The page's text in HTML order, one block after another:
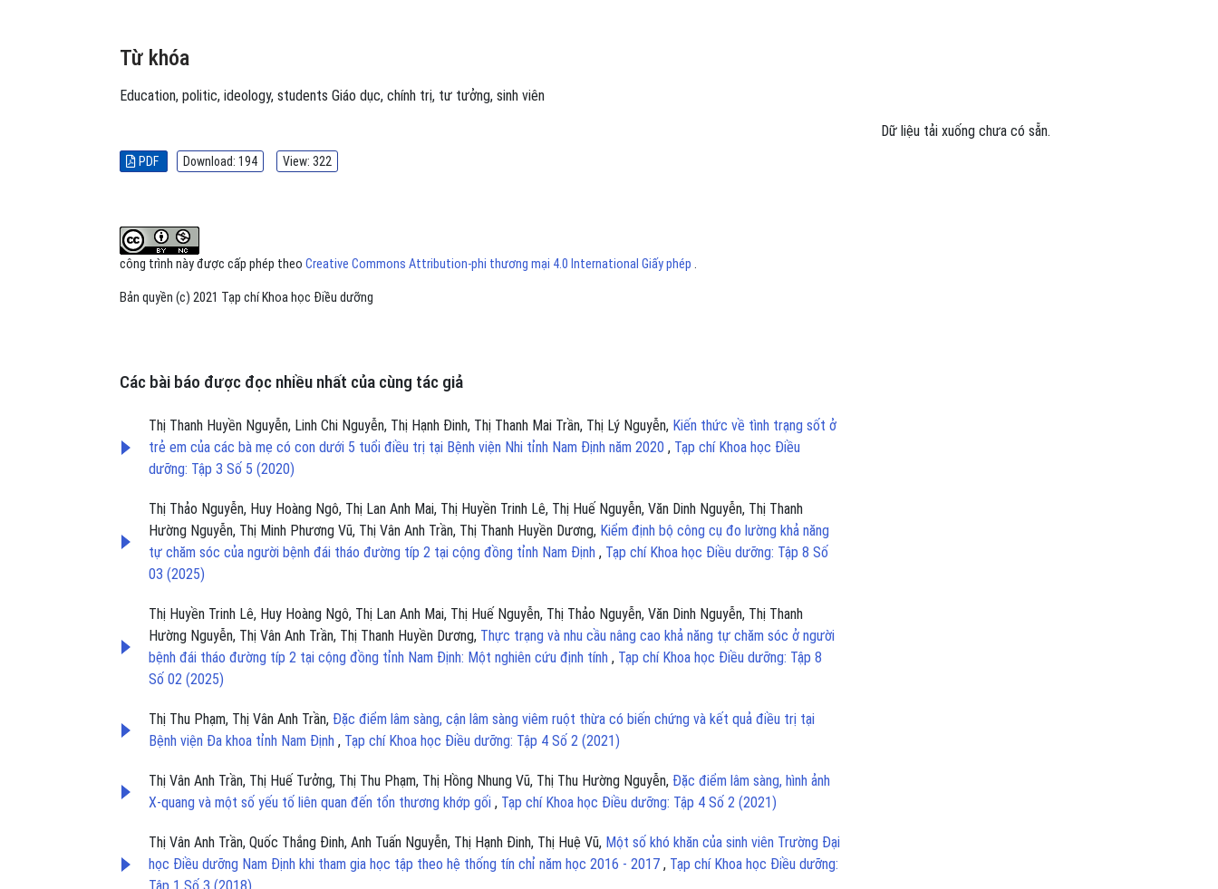
Dữ liệu tải xuống chưa có sẵn.
Từ khóa
Education, politic, ideology, students Giáo dục, chính trị, tư tưởng, sinh viên
PDF Download: 194 View: 322
công trình này được cấp phép theo Creative Commons Attribution-phi thương mại 4.0 International Giấy phép .
Bản quyền (c) 2021 Tạp chí Khoa học Điều dưỡng
Các bài báo được đọc nhiều nhất của cùng tác giả
Thị Thanh Huyền Nguyễn, Linh Chi Nguyễn, Thị Hạnh Đinh, Thị Thanh Mai Trần, Thị Lý Nguyễn, Kiến thức về tình trạng sốt ở
trẻ em của các bà mẹ có con dưới 5 tuổi điều trị tại Bệnh viện Nhi tỉnh Nam Định năm 2020 , Tạp chí Khoa học Điều
dưỡng: Tập 3 Số 5 (2020)
Thị Thảo Nguyễn, Huy Hoàng Ngô, Thị Lan Anh Mai, Thị Huyền Trinh Lê, Thị Huế Nguyễn, Văn Dinh Nguyễn, Thị Thanh
Hường Nguyễn, Thị Minh Phương Vũ, Thị Vân Anh Trần, Thị Thanh Huyền Dương, Kiểm định bộ công cụ đo lường khả năng
tự chăm sóc của người bệnh đái tháo đường típ 2 tại cộng đồng tỉnh Nam Định , Tạp chí Khoa học Điều dưỡng: Tập 8 Số
03 (2025)
Thị Huyền Trinh Lê, Huy Hoàng Ngô, Thị Lan Anh Mai, Thị Huế Nguyễn, Thị Thảo Nguyễn, Văn Dinh Nguyễn, Thị Thanh
Hường Nguyễn, Thị Vân Anh Trần, Thị Thanh Huyền Dương, Thực trạng và nhu cầu nâng cao khả năng tự chăm sóc ở người
bệnh đái tháo đường típ 2 tại cộng đồng tỉnh Nam Định: Một nghiên cứu định tính , Tạp chí Khoa học Điều dưỡng: Tập 8
Số 02 (2025)
Thị Thu Phạm, Thị Vân Anh Trần, Đặc điểm lâm sàng, cận lâm sàng viêm ruột thừa có biến chứng và kết quả điều trị tại
Bệnh viện Đa khoa tỉnh Nam Định , Tạp chí Khoa học Điều dưỡng: Tập 4 Số 2 (2021)
Thị Vân Anh Trần, Thị Huế Tưởng, Thị Thu Phạm, Thị Hồng Nhung Vũ, Thị Thu Hường Nguyễn, Đặc điểm lâm sàng, hình ảnh
X-quang và một số yếu tố liên quan đến tổn thương khớp gối , Tạp chí Khoa học Điều dưỡng: Tập 4 Số 2 (2021)
Thị Vân Anh Trần, Quốc Thắng Đinh, Anh Tuấn Nguyễn, Thị Hạnh Đinh, Thị Huệ Vũ, Một số khó khăn của sinh viên Trường Đại
học Điều dưỡng Nam Định khi tham gia học tập theo hệ thống tín chỉ năm học 2016 - 2017 , Tạp chí Khoa học Điều dưỡng: